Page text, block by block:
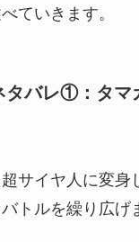
ていきます。
タバレ①：タマ
サイヤ人に変身
トルを繰り広げ